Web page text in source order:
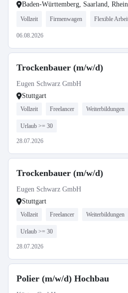
Baden-Württemberg, Saarland,
Vollzeit Firmenwagen Flexible
06.08.2026
Trockenbauer (m/w/d)
Eugen Schwarz GmbH
Stuttgart
Vollzeit Freelancer Weiterbildungen
Urlaub >= 30
28.07.2026
Trockenbauer (m/w/d)
Eugen Schwarz GmbH
Stuttgart
Vollzeit Freelancer Weiterbildungen
Urlaub >= 30
28.07.2026
Polier (m/w/d) Hochbau